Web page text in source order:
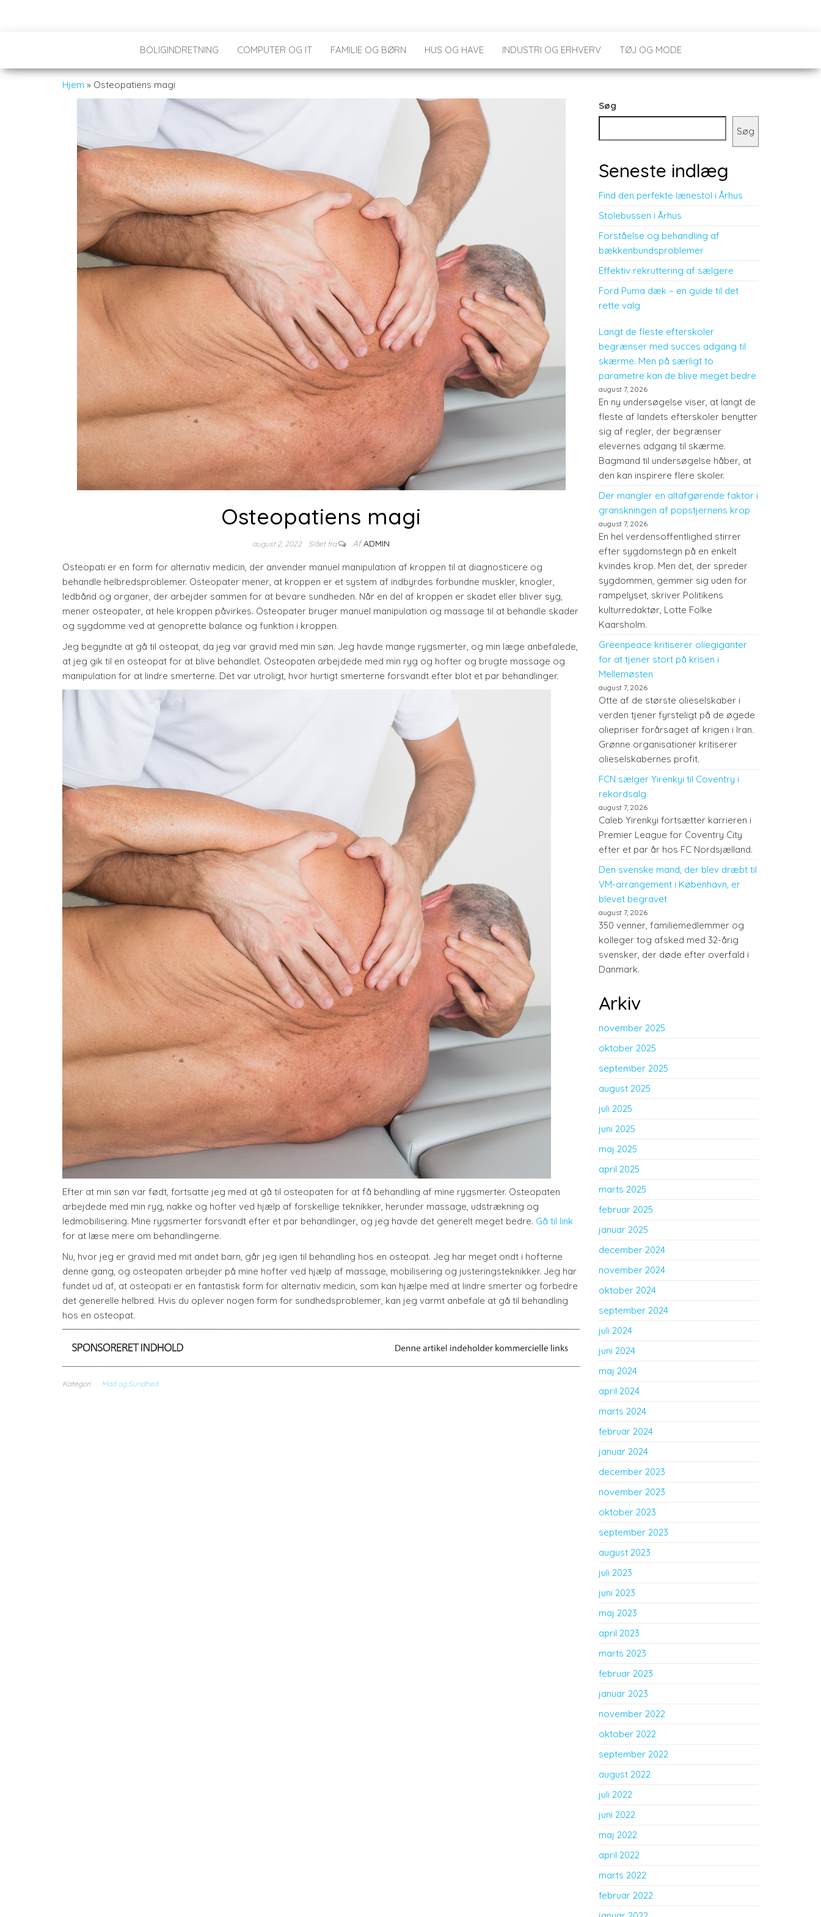
BOLIGINDRETNING COMPUTER OG IT FAMILIE OG BØRN HUS OG HAVE INDUSTRI OG ERHVERV TØJ OG MODE
Hjem » Osteopatiens magi
Osteopatiens magi
august 2, 2022 Slået fra Af ADMIN
Osteopati er en form for alternativ medicin, der anvender manuel manipulation af kroppen til at diagnosticere og
behandle helbredsproblemer. Osteopater mener, at kroppen er et system af indbyrdes forbundne muskler, knogler,
ledbånd og organer, der arbejder sammen for at bevare sundheden. Når en del af kroppen er skadet eller bliver syg,
mener osteopater, at hele kroppen påvirkes. Osteopater bruger manuel manipulation og massage til at behandle skader
og sygdomme ved at genoprette balance og funktion i kroppen.
Jeg begyndte at gå til osteopat, da jeg var gravid med min søn. Jeg havde mange rygsmerter, og min læge anbefalede,
at jeg gik til en osteopat for at blive behandlet. Osteopaten arbejdede med min ryg og hofter og brugte massage og
manipulation for at lindre smerterne. Det var utroligt, hvor hurtigt smerterne forsvandt efter blot et par behandlinger.
Efter at min søn var født, fortsatte jeg med at gå til osteopaten for at få behandling af mine rygsmerter. Osteopaten
arbejdede med min ryg, nakke og hofter ved hjælp af forskellige teknikker, herunder massage, udstrækning og
ledmobilisering. Mine rygsmerter forsvandt efter et par behandlinger, og jeg havde det generelt meget bedre. Gå til link
for at læse mere om behandlingerne.
Nu, hvor jeg er gravid med mit andet barn, går jeg igen til behandling hos en osteopat. Jeg har meget ondt i hofterne
denne gang, og osteopaten arbejder på mine hofter ved hjælp af massage, mobilisering og justeringsteknikker. Jeg har
fundet ud af, at osteopati er en fantastisk form for alternativ medicin, som kan hjælpe med at lindre smerter og forbedre
det generelle helbred. Hvis du oplever nogen form for sundhedsproblemer, kan jeg varmt anbefale at gå til behandling
hos en osteopat.
Kategori Mad og Sundhed
Søg
Søg
Seneste indlæg
Find den perfekte lænestol i Århus
Stolebussen i Århus
Forståelse og behandling af
bækkenbundsproblemer
Effektiv rekruttering af sælgere
Ford Puma dæk – en guide til det
rette valg
Langt de fleste efterskoler
begrænser med succes adgang til
skærme. Men på særligt to
parametre kan de blive meget bedre
august 7, 2026
En ny undersøgelse viser, at langt de
fleste af landets efterskoler benytter
sig af regler, der begrænser
elevernes adgang til skærme.
Bagmand til undersøgelse håber, at
den kan inspirere flere skoler.
Der mangler en altafgørende faktor i
granskningen af popstjernens krop
august 7, 2026
En hel verdensoffentlighed stirrer
efter sygdomstegn på en enkelt
kvindes krop. Men det, der spreder
sygdommen, gemmer sig uden for
rampelyset, skriver Politikens
kulturredaktør, Lotte Folke
Kaarsholm.
Greenpeace kritiserer oliegiganter
for at tjener stort på krisen i
Mellemøsten
august 7, 2026
Otte af de største olieselskaber i
verden tjener fyrsteligt på de øgede
oliepriser forårsaget af krigen i Iran.
Grønne organisationer kritiserer
olieselskabernes profit.
FCN sælger Yirenkyi til Coventry i
rekordsalg
august 7, 2026
Caleb Yirenkyi fortsætter karrieren i
Premier League for Coventry City
efter et par år hos FC Nordsjælland.
Den svenske mand, der blev dræbt til
VM-arrangement i København, er
blevet begravet
august 7, 2026
350 venner, familiemedlemmer og
kolleger tog afsked med 32-årig
svensker, der døde efter overfald i
Danmark.
Arkiv
november 2025
oktober 2025
september 2025
august 2025
juli 2025
juni 2025
maj 2025
april 2025
marts 2025
februar 2025
januar 2025
december 2024
november 2024
oktober 2024
september 2024
juli 2024
juni 2024
maj 2024
april 2024
marts 2024
februar 2024
januar 2024
december 2023
november 2023
oktober 2023
september 2023
august 2023
juli 2023
juni 2023
maj 2023
april 2023
marts 2023
februar 2023
januar 2023
november 2022
oktober 2022
september 2022
august 2022
juli 2022
juni 2022
maj 2022
april 2022
marts 2022
februar 2022